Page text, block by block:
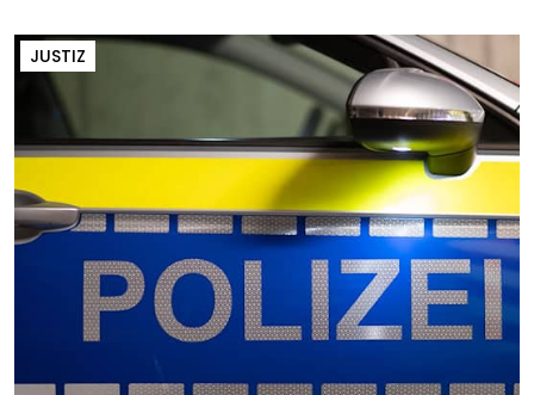
JUSTIZ